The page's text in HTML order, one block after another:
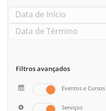
Filtros avançados
Eventos e Cursos
Serviços